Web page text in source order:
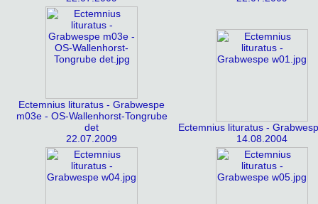
Ectemnius lituratus - Grabwespe
m03e - OS-Wallenhorst-Tongrube
det
22.07.2009
Ectemnius lituratus -
14.08.2004